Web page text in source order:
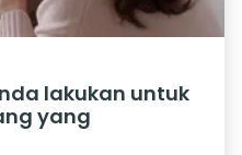
lakukan untuk
yang